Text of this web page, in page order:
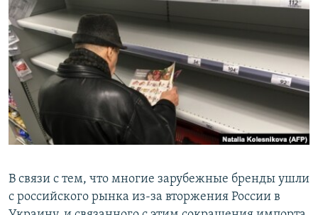
СИБИРЬ.РЕАЛИИ
РАСПИСАНИЕ ВЕЩАНИЯ
ПОДПИШИТЕСЬ НА РАССЫЛКУ
СОЦИАЛЬНЫЕ СЕТИ
Все сайты РСЕ/РС
В связи с тем, что многие зарубежные бренды ушли
с российского рынка из-за вторжения России в